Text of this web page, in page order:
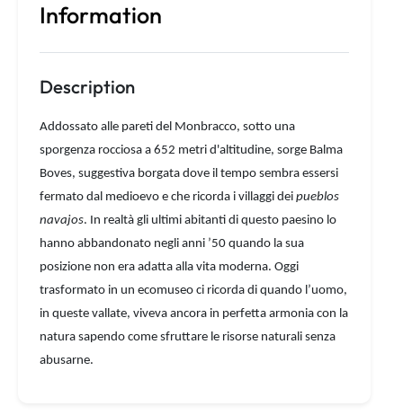
Information
Description
Addossato alle pareti del Monbracco, sotto una
sporgenza rocciosa a 652 metri d'altitudine, sorge Balma
Boves, suggestiva borgata dove il tempo sembra essersi
fermato dal medioevo e che ricorda i villaggi dei pueblos
navajos. In realtà gli ultimi abitanti di questo paesino lo
hanno abbandonato negli anni ’50 quando la sua
posizione non era adatta alla vita moderna. Oggi
trasformato in un ecomuseo ci ricorda di quando l’uomo,
in queste vallate, viveva ancora in perfetta armonia con la
natura sapendo come sfruttare le risorse naturali senza
abusarne.